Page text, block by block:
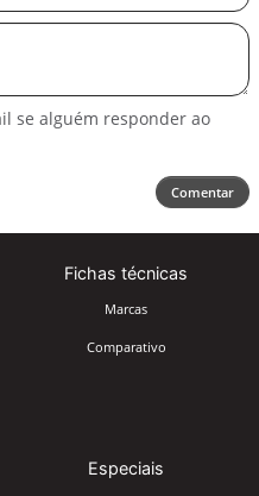
se alguém responder ao
Comentar
Fichas técnicas
Marcas
Comparativo
Especiais